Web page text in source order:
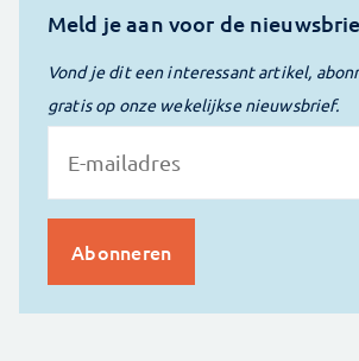
Meld je aan voor de
Vond je dit een interessant artikel,
gratis op onze wekelijkse nieuwsbrief.